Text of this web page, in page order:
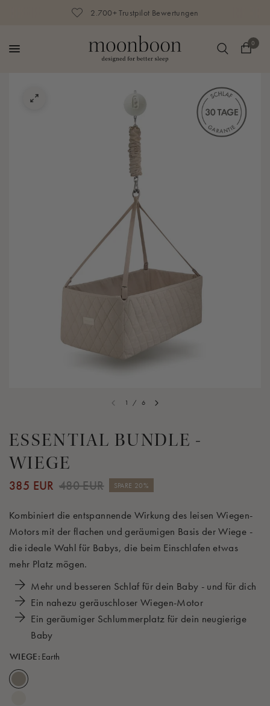
2.700+ Trustpilot Bewertungen
0
1 / 6
ESSENTIAL BUNDLE -
WIEGE
385 EUR 480 EUR SPARE 20%
Kombiniert die entspannende Wirkung des leisen Wiegen-
Motors mit der flachen und geräumigen Basis der Wiege -
die ideale Wahl für Babys, die beim Einschlafen etwas
mehr Platz mögen.
Mehr und besseren Schlaf für dein Baby - und für dich
Ein nahezu geräuschloser Wiegen-Motor
Ein geräumiger Schlummerplatz für dein neugierige
Baby
WIEGE: Earth